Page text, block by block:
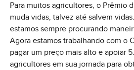
Para muitos agricultores, o Prêmio
muda vidas, talvez até salvem
estamos sempre procurando
Agora estamos trabalhando com o
pagar um preço mais alto e apoiar
agricultores em sua jornada para